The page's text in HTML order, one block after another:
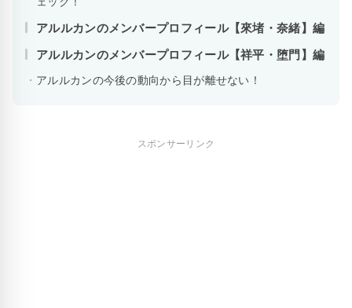
アルルカンのメンバープロフィール【來堵・奈緒】編
アルルカンのメンバープロフィール【祥平・堕門】編
アルルカンの今後の動向から目が離せない！
スポンサーリンク